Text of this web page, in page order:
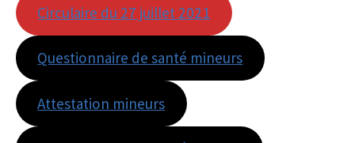
Circulaire du 27 juillet 2021
Questionnaire de santé mineurs
Attestation mineurs